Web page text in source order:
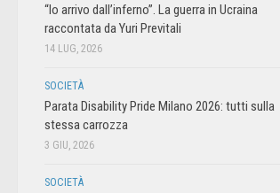
“Io arrivo dall’inferno”. La guerra in Ucraina
raccontata da Yuri Previtali
14 LUG, 2026
SOCIETÀ
Parata Disability Pride Milano 2026: tutti sulla
stessa carrozza
3 GIU, 2026
SOCIETÀ